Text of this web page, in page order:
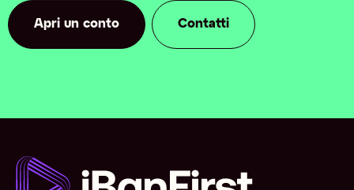
Apri un conto Contatti